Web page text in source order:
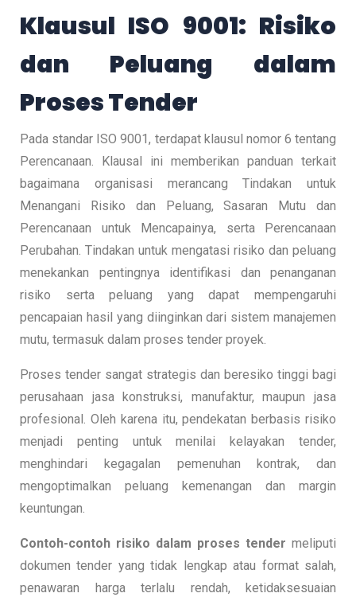
Klausul ISO 9001: Risiko
dan Peluang dalam
Proses Tender
Pada standar ISO 9001, terdapat klausul nomor 6 tentang
Perencanaan. Klausal ini memberikan panduan terkait
bagaimana organisasi merancang Tindakan untuk
Menangani Risiko dan Peluang, Sasaran Mutu dan
Perencanaan untuk Mencapainya, serta Perencanaan
Perubahan. Tindakan untuk mengatasi risiko dan peluang
menekankan pentingnya identifikasi dan penanganan
risiko serta peluang yang dapat mempengaruhi
pencapaian hasil yang diinginkan dari sistem manajemen
mutu, termasuk dalam proses tender proyek.
Proses tender sangat strategis dan beresiko tinggi bagi
perusahaan jasa konstruksi, manufaktur, maupun jasa
profesional. Oleh karena itu, pendekatan berbasis risiko
menjadi penting untuk menilai kelayakan tender,
menghindari kegagalan pemenuhan kontrak, dan
mengoptimalkan peluang kemenangan dan margin
keuntungan.
Contoh-contoh risiko dalam proses tender meliputi
dokumen tender yang tidak lengkap atau format salah,
penawaran harga terlalu rendah, ketidaksesuaian